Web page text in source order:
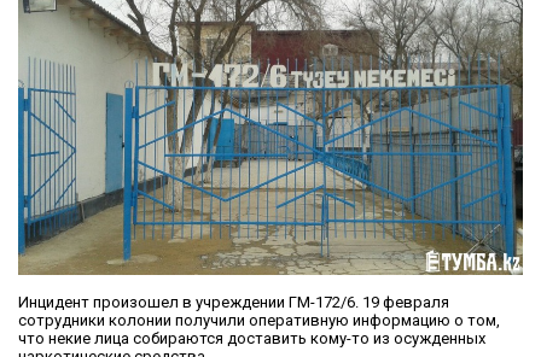
Инцидент произошел в учреждении ГМ-172/6. 19 февраля
сотрудники колонии получили оперативную информацию о том,
что некие лица собираются доставить кому-то из осужденных